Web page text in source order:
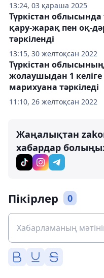
13:24, 03 қараша 2025
13:15, 30 желтоқсан 2022
Түркістан
қару-жарақ пен оқ-
тәркіленді
11:10, 26 желтоқсан 2022
Түркістан
жолаушыдан 1
марихуана тәркіледі
Жаңалықтан
хабардар
Пікірлер 0